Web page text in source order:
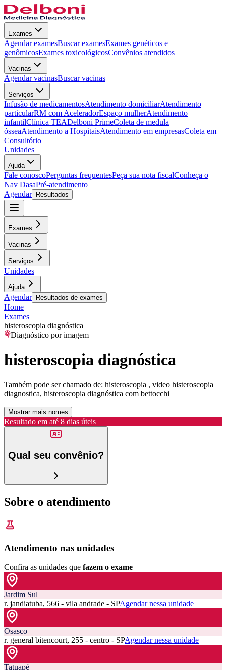
Exames
Agendar examesBuscar examesExames genéticos e
genômicosExames toxicológicosConvênios atendidos
Vacinas
Agendar vacinasBuscar vacinas
Serviços
Infusão de medicamentosAtendimento domiciliarAtendimento
particularRM com AceleradorEspaço mulherAtendimento
infantilClínica TEADelboni PrimeColeta de medula
ósseaAtendimento a HospitaisAtendimento em empresasColeta em
Consultório
Unidades
Ajuda
Fale conoscoPerguntas frequentesPeça sua nota fiscalConheça o
Nav DasaPré-atendimento
Agendar
Resultados
Exames
Vacinas
Serviços
Unidades
Ajuda
Agendar Resultados de exames
Home
Exames
histeroscopia diagnóstica
Diagnóstico por imagem
histeroscopia diagnóstica
Também pode ser chamado de: histeroscopia , video histeroscopia
diagnostica, histeroscopia diagnóstica com bettocchi
Mostrar mais nomes
Resultado em até 8 dias úteis
Qual seu convênio?
Sobre o atendimento
Atendimento nas unidades
Confira as unidades que fazem o exame
Jardim Sul
r. jandiatuba, 566 - vila andrade - SPAgendar nessa unidade
Osasco
r. general bitencourt, 255 - centro - SPAgendar nessa unidade
Tatuapé